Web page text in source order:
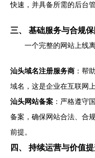
快速，并具备所需的后台管
三、 基础服务与合规
一个完整的网站上线
汕头域名注册服务商 ：帮
域名，这是企业在互联网上
汕头网站备案 ：严格遵守
备案，确保网站合法、合
前提。
四、 持续运营与价值